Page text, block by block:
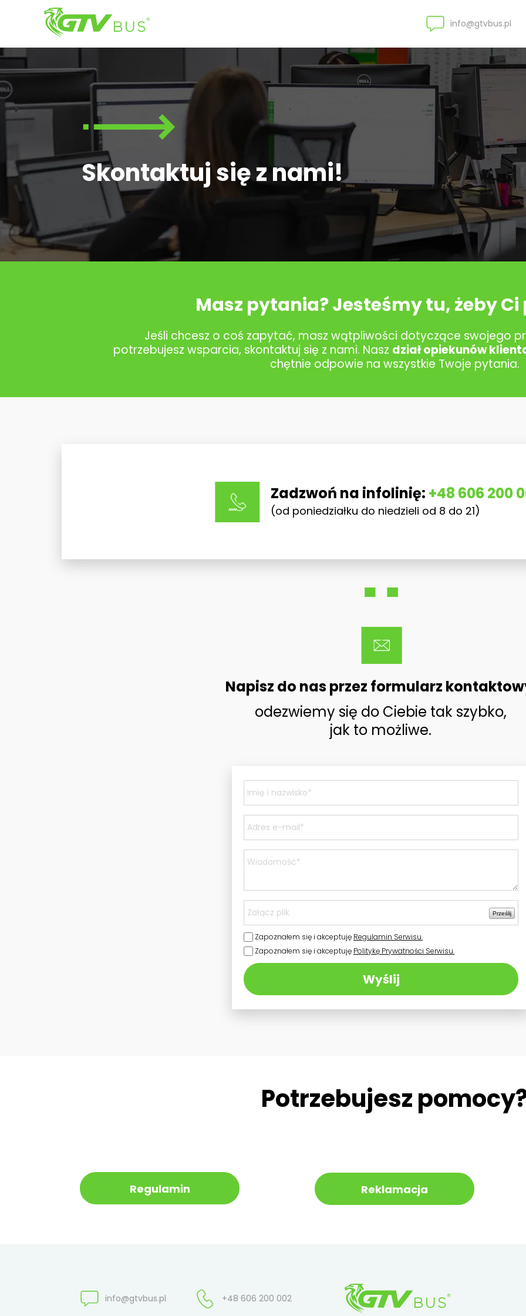
info@gtvbus.pl
Skontaktuj się z nami!
Masz pytania? Jesteśmy tu, żeby
Jeśli chcesz o coś zapytać, masz wątpliwości dotyczące swojego
potrzebujesz wsparcia, skontaktuj się z nami. Nasz dział opiekunów
chętnie odpowie na wszystkie Twoje pytania.
Zadzwoń na infolinię: +48 606 200
(od poniedziałku do niedzieli od 8 do 21)
Napisz do nas przez formularz
odezwiemy się do Ciebie tak szybko,
jak to możliwe.
Prześlij
Zapoznałem się i akceptuję Regulamin Serwisu.
Zapoznałem się i akceptuję Politykę Prywatności Serwisu.
Wyślij
Potrzebujesz
Regulamin Reklamacja
info@gtvbus.pl +48 606 200 002